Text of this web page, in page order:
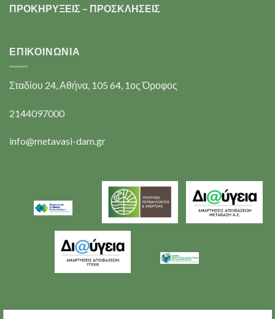
ΠΡΟΚΗΡΥΞΕΙΣ – ΠΡΟΣΚΛΗΣΕΙΣ
ΕΠΙΚΟΙΝΩΝΊΑ
Σταδίου 24, Αθήνα, 105 64, 1ος Όροφος
2144097000
info@metavasi-dam.gr